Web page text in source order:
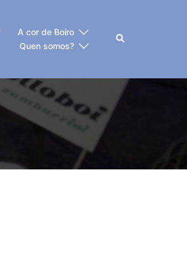
A cor de Boiro
Quen somos?
Buscar